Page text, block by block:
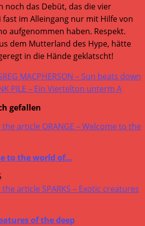
noch das Debüt, das die vier
fast im Alleingang nur mit Hilfe von
aufgenommen haben. Respekt.
dem Mutterland des Hype, hätte
in die Hände geklatscht!
MACPHERSON – Sun beats down
PILE – Ein Viertelton unterm A
gefallen
to the world of…
of the deep